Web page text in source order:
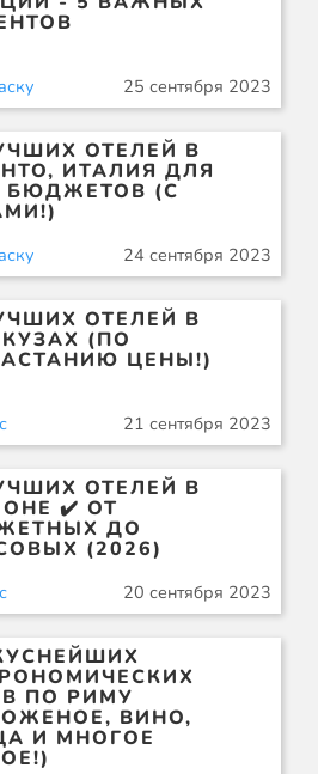
25 сентября 2023
ОТЕЛЕЙ В
ИТАЛИЯ ДЛЯ
БЮДЖЕТОВ (С
24 сентября 2023
ОТЕЛЕЙ В
(ПО
ЦЕНЫ!)
21 сентября 2023
ОТЕЛЕЙ В
✔️ ОТ
ДО
(2026)
20 сентября 2023
ПО РИМУ
ВИНО,
И МНОГОЕ